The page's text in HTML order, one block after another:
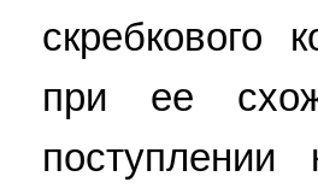
скребкового
при ее